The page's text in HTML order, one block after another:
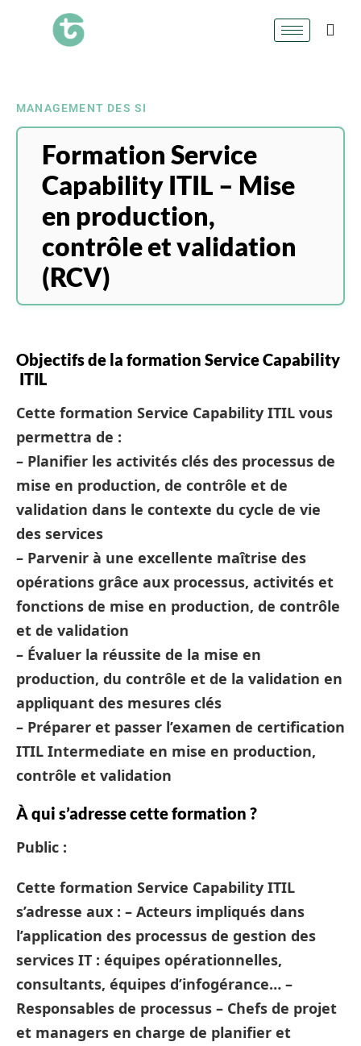
MANAGEMENT DES SI
Formation Service
Capability ITIL – Mise
en production,
contrôle et validation
(RCV)
Objectifs de la formation Service Capability
ITIL
Cette formation Service Capability ITIL vous
permettra de :
– Planifier les activités clés des processus de
mise en production, de contrôle et de
validation dans le contexte du cycle de vie
des services
– Parvenir à une excellente maîtrise des
opérations grâce aux processus, activités et
fonctions de mise en production, de contrôle
et de validation
– Évaluer la réussite de la mise en
production, du contrôle et de la validation en
appliquant des mesures clés
– Préparer et passer l’examen de certification
ITIL Intermediate en mise en production,
contrôle et validation
À qui s’adresse cette formation ?
Public :
Cette formation Service Capability ITIL
s’adresse aux : – Acteurs impliqués dans
l’application des processus de gestion des
services IT : équipes opérationnelles,
consultants, équipes d’infogérance… –
Responsables de processus – Chefs de projet
et managers en charge de planifier et